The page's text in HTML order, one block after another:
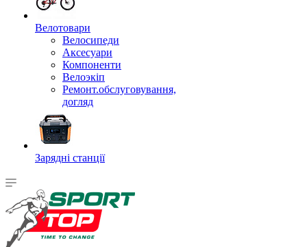
Велотовари
Велосипеди
Аксесуари
Компоненти
Велоэкіп
Ремонт.обслуговування,
догляд
Зарядні станції